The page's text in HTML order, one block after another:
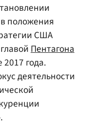
положения
США
Пентагона
2017 года.
деятельности